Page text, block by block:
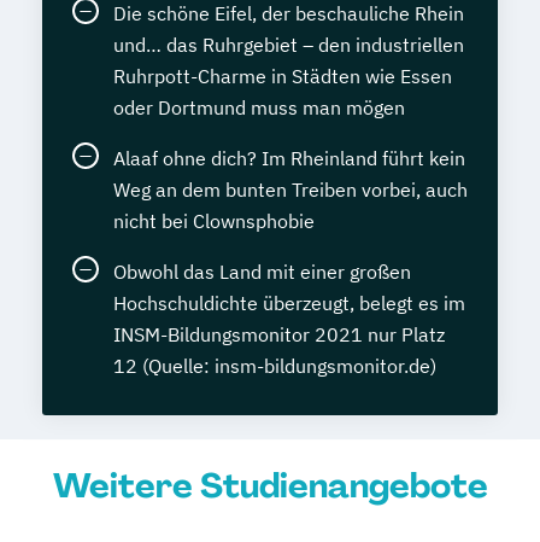
Die schöne Eifel, der beschauliche Rhein
und… das Ruhrgebiet – den industriellen
Ruhrpott-Charme in Städten wie Essen
oder Dortmund muss man mögen
Alaaf ohne dich? Im Rheinland führt kein
Weg an dem bunten Treiben vorbei, auch
nicht bei Clownsphobie
Obwohl das Land mit einer großen
Hochschuldichte überzeugt, belegt es im
INSM-Bildungsmonitor 2021 nur Platz
12 (Quelle: insm-bildungsmonitor.de)
Weitere Studienangebote